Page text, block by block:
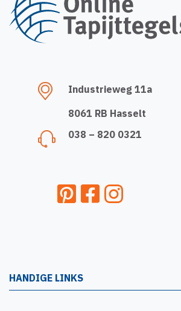
Industrieweg 11a
8061 RB Hasselt
038 – 820 0321
HANDIGE LINKS